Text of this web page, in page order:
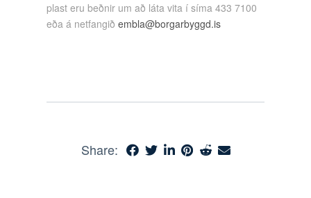
plast eru beðnir um að láta vita í síma 433 7100
eða á netfangiðembla@borgarbyggd.is
Share: